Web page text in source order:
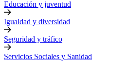
Educación y juventud
Igualdad y diversidad
Seguridad y tráfico
Servicios Sociales y Sanidad